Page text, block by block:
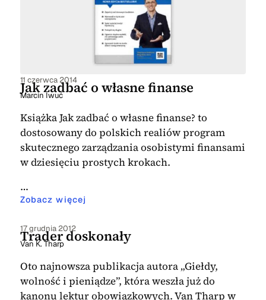
11 czerwca 2014
Jak zadbać o własne finanse
Marcin Iwuć
Książka Jak zadbać o własne finanse? to
dostosowany do polskich realiów program
skutecznego zarządzania osobistymi finansami
w dziesięciu prostych krokach.
…
Zobacz więcej
17 grudnia 2012
Trader doskonały
Van K. Tharp
Oto najnowsza publikacja autora „Giełdy,
wolność i pieniądze”, która weszła już do
kanonu lektur obowiązkowych. Van Tharp w